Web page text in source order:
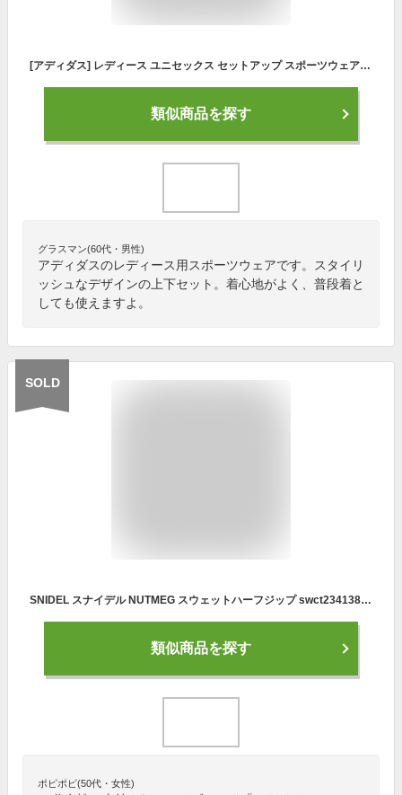
[アディダス] レディース ユニセックス セットアップ スポーツウェア ゲームタイム トラックスーツ 上下セット カーボン/ブラック/ピンク H67028 国内正規品 (O(XL:参考身長167~173cm/バスト87~91cm/ウエスト68~72cm))
類似商品を探す
グラスマン(60代・男性)
アディダスのレディース用スポーツウェアです。スタイリ
ッシュなデザインの上下セット。着心地がよく、普段着と
しても使えますよ。
SOLD
SNIDEL スナイデル NUTMEG スウェットハーフジップ swct234138 レディース トップス ナツメグ コラボ トレーナー ラフ リラックス カジュアル 2023秋 2023autumn セレクトショップムー
類似商品を探す
ポピポピ(50代・女性)